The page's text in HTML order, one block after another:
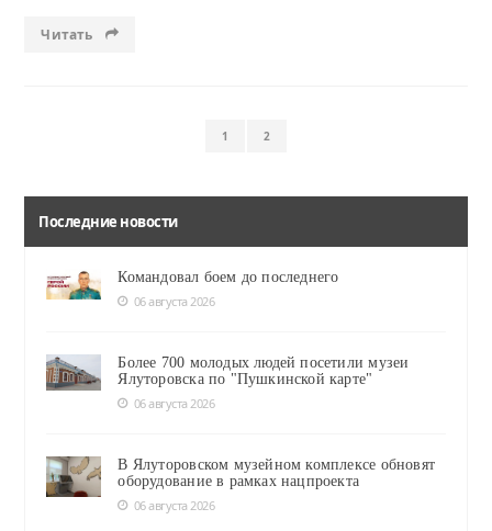
Читать
1 2
Последние новости
Командовал боем до последнего
06 августа 2026
Более 700 молодых людей посетили музеи
Ялуторовска по "Пушкинской карте"
06 августа 2026
В Ялуторовском музейном комплексе обновят
оборудование в рамках нацпроекта
06 августа 2026